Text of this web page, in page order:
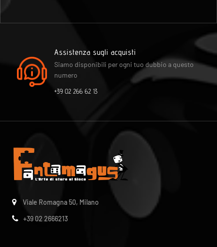
Assistenza sugli acquisti
Siamo disponibili per ogni tuo dubbio a questo
numero
+39 02 266 62 13
Viale Romagna 50, Milano
+39 02 2666213